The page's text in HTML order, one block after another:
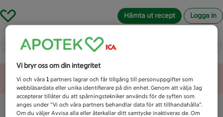
Hämta ut recept Logga in
Vad letar du efter idag?
Unknown error
Vi bryr oss om din integritet
Vi och våra1 partners lagrar och får tillgång till personuppgifter som
webbläsardata eller unika identifierare på din enhet. Genom att välja Jag
accepterar tillåter du att spårningstekniker används för de syften som
anges under ”Vi och våra partners behandlar data för att tillhandahålla”.
Om du väljer Avvisa alla eller återkallar ditt samtycke inaktiveras de. Om